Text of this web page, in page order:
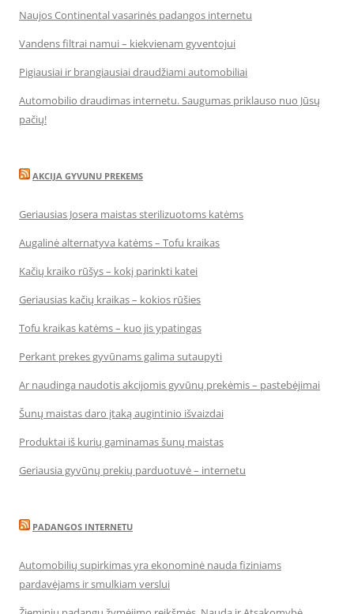
Naujos Continental vasarinės padangos internetu
Vandens filtrai namui – kiekvienam gyventojui
Pigiausiai ir brangiausiai draudžiami automobiliai
Automobilio draudimas internetu. Saugumas priklauso nuo Jūsų
pačių!
AKCIJA GYVUNU PREKEMS
Geriausias Josera maistas sterilizuotoms katėms
Augalinė alternatyva katėms – Tofu kraikas
Kačių kraiko rūšys – kokį parinkti katei
Geriausias kačių kraikas – kokios rūšies
Tofu kraikas katėms – kuo jis ypatingas
Perkant prekes gyvūnams galima sutaupyti
Ar naudinga naudotis akcijomis gyvūnų prekėmis – pastebėjimai
Šunų maistas daro įtaką augintinio išvaizdai
Produktai iš kurių gaminamas šunų maistas
Geriausia gyvūnų prekių parduotuvė – internetu
PADANGOS INTERNETU
Automobilių supirkimas yra ekonominė nauda fiziniams
pardavėjams ir smulkiam verslui